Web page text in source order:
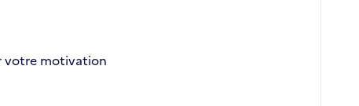
votre motivation